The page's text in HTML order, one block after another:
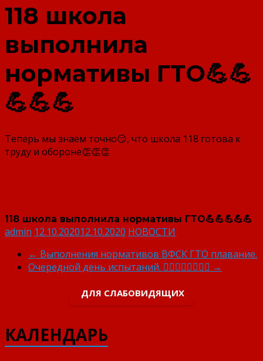
118 школа
выполнила
нормативы ГТО💪💪
💪💪💪
Теперь мы знаем точно😏, что школа 118 готова к
труду и обороне👏👏👏
118 школа выполнила нормативы ГТО💪💪💪💪💪
admin 12.10.202012.10.2020 НОВОСТИ
← Выполнения нормативов ВФСК ГТО плавание.
Очередной день испытаний. 🏊‍♂️🏊‍♀️🏊‍♂️🏊‍♀️ →
ДЛЯ СЛАБОВИДЯЩИХ
КАЛЕНДАРЬ